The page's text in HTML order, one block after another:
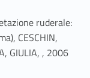
ruderale:
CESCHIN,
GIULIA, , 2006